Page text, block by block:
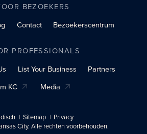
BEZOEKERS
Contact Bezoekerscentrum
PROFESSIONALS
List Your Business
Partners
KC
Media
Sitemap
Privacy
City. Alle rechten voorbehouden.